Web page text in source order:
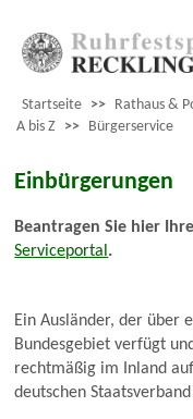
Startseite >> Rathaus &
A bis Z >> Bürgerservice
Einbürgerungen
Beantragen Sie hier
Serviceportal .
Ein Ausländer, der über
Bundesgebiet verfügt
rechtmäßig im Inland
deutschen